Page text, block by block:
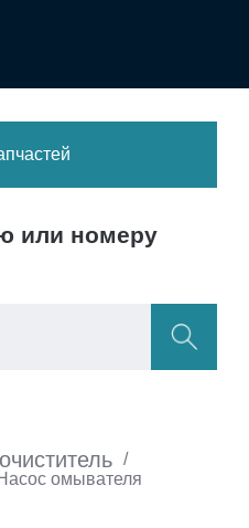
или номеру
/
омывателя